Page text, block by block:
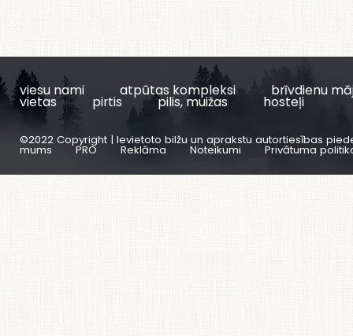
viesu nami atpūtas kompleksi brīvdienu
vietas pirtis pilis, muižas hosteļi
©2022 Copyright | Ievietoto bilžu un aprakstu autortiesības
mums PRO Reklāma Noteikumi Privātuma